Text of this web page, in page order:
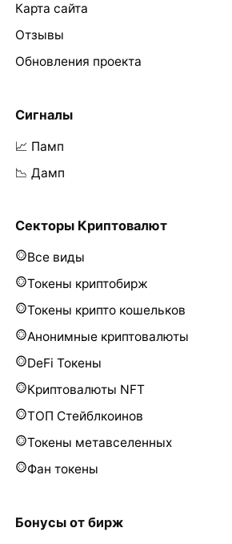
Карта сайта
Отзывы
Обновления проекта
Сигналы
📈 Памп
📉 Дамп
Секторы Криптовалют
Все виды
Токены криптобирж
Токены крипто кошельков
Анонимные криптовалюты
DeFi Токены
Криптовалюты NFT
ТОП Стейблкоинов
Токены метавселенных
Фан токены
Бонусы от бирж